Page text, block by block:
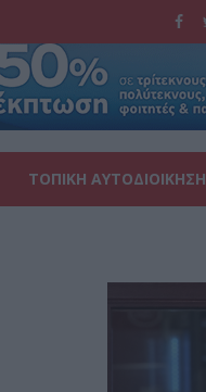
ΤΟΠΙΚΗ ΑΥΤΟΔΙΟΙΚΗΣΗ